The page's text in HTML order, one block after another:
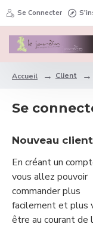
Se Connecter
Accueil Client
Se
Nouveau client
En créant un
vous allez pouvoir
commander plus
facilement et plus
être au courant de